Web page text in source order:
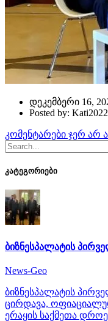
დეკემბერი 16,
Posted by: Kati2022
კომენტარები ჯერ არ
კატეგორიები
ბიზნესპალატის
News-Geo
ბიზნესპალატის
ცირდავა,
ერაყის საქმეთა